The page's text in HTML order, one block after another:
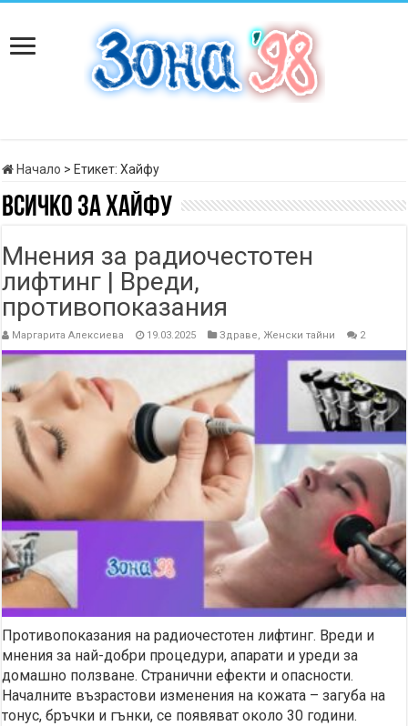
Начало > Етикет:Хайфу
Всичко заХайфу
Мнения за радиочестотен
лифтинг | Вреди,
противопоказания
Маргарита Алексиева 19.03.2025 Здраве, Женски тайни 2
Противопоказания на радиочестотен лифтинг. Вреди и
мнения за най-добри процедури, апарати и уреди за
домашно ползване. Странични ефекти и опасности.
Началните възрастови изменения на кожата – загуба на
тонус, бръчки и гънки, се появяват около 30 години.